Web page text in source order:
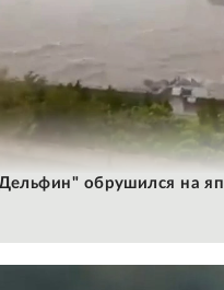
обрушился на